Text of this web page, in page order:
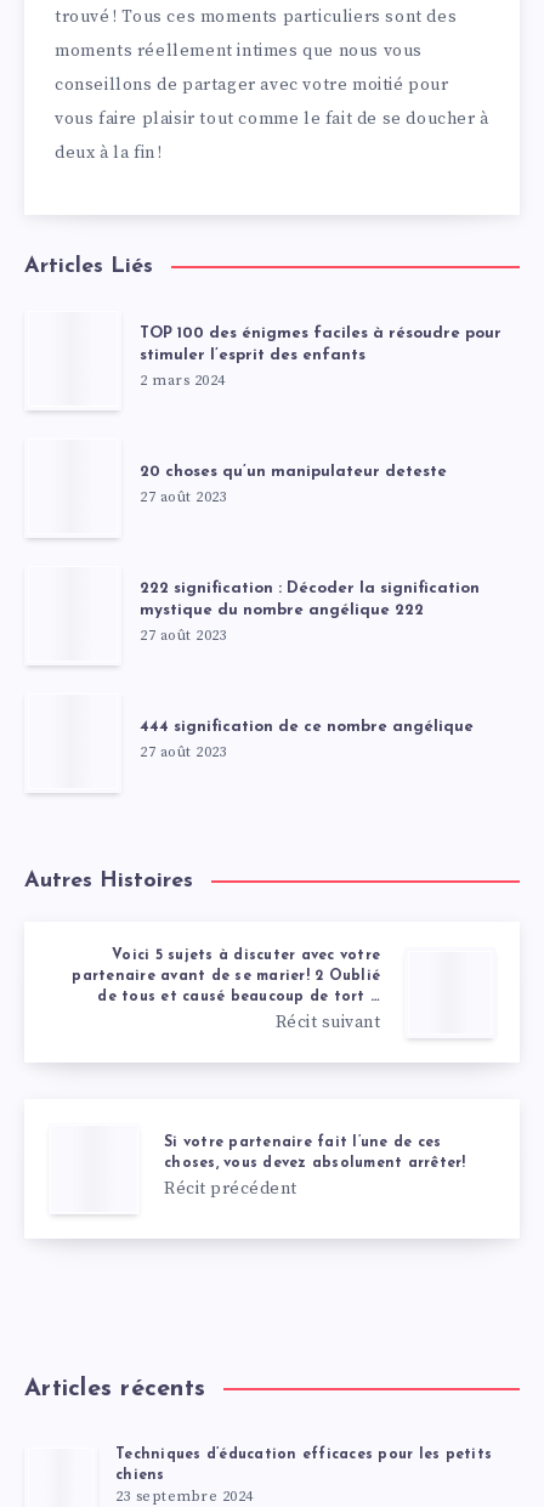
trouvé ! Tous ces moments particuliers sont des
moments réellement intimes que nous vous
conseillons de partager avec votre moitié pour
vous faire plaisir tout comme le fait de se doucher à
deux à la fin !
Articles Liés
TOP 100 des énigmes faciles à résoudre pour
stimuler l’esprit des enfants
2 mars 2024
20 choses qu’un manipulateur deteste
27 août 2023
222 signification : Décoder la signification
mystique du nombre angélique 222
27 août 2023
444 signification de ce nombre angélique
27 août 2023
Autres Histoires
Voici 5 sujets à discuter avec votre
partenaire avant de se marier! 2 Oublié
de tous et causé beaucoup de tort …
Récit suivant
Si votre partenaire fait l’une de ces
choses, vous devez absolument arrêter!
Récit précédent
Articles récents
Techniques d’éducation efficaces pour les petits
chiens
23 septembre 2024